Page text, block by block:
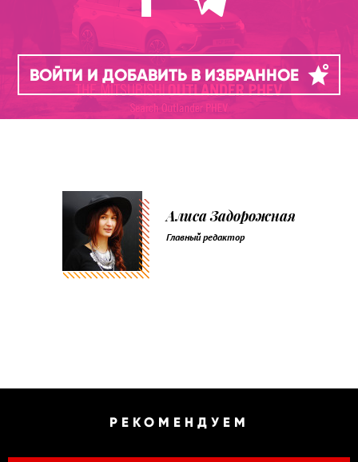
ВОЙТИ И ДОБАВИТЬ В ИЗБРАННОЕ
Алиса Задорожная
Главный редактор
РЕКОМЕНДУЕМ